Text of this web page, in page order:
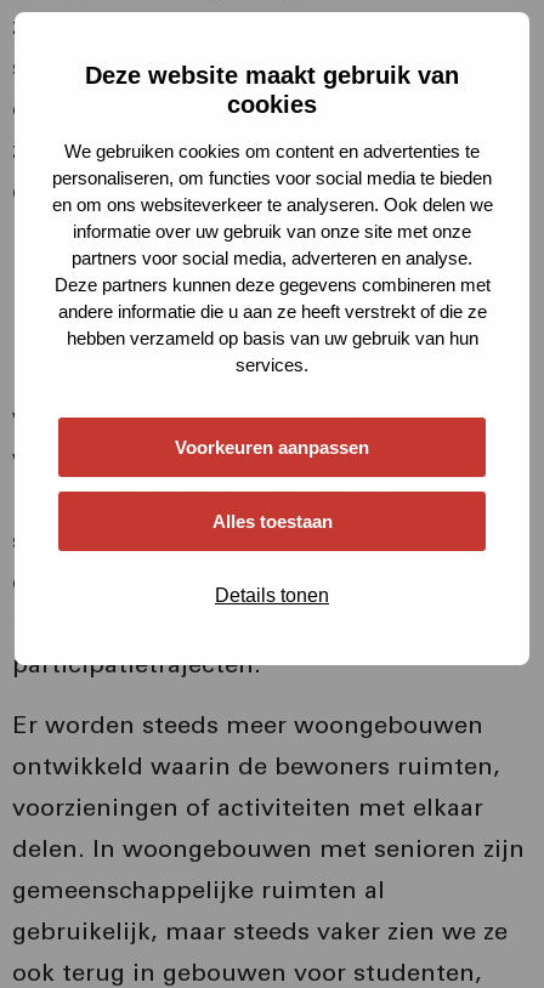
Deze website maakt gebruik van
cookies
We gebruiken cookies om content en advertenties te
personaliseren, om functies voor social media te bieden
en om ons websiteverkeer te analyseren. Ook delen we
informatie over uw gebruik van onze site met onze
partners voor social media, adverteren en analyse.
Deze partners kunnen deze gegevens combineren met
andere informatie die u aan ze heeft verstrekt of die ze
hebben verzameld op basis van uw gebruik van hun
services.
Voorkeuren aanpassen
Alles toestaan
Details tonen
zijn gebouwen waar huurders en eigenaren
samen wonen in een gebouw. We
organiseren hier themabijeenkomsten
zodat bewoners uit gemengde complexen
elkaar spreken en ervaringen uitwisselen.
Een ander specifiek netwerk vormen wij
met bewoners in een kwetsbare positie,
bijzondere doelgroepen en mantelzorgers.
Deze groepen hebben vaak bijzondere
wensen ten aanzien van woning,
woonomgeving en de inzet door
Havensteder in en rond een gebouw. We
streven ernaar de inbreng van deze mensen
en hun ervaringsdeskundigheid een
participatietrajecten.
Er worden steeds meer woongebouwen
ontwikkeld waarin de bewoners ruimten,
voorzieningen of activiteiten met elkaar
delen. In woongebouwen met senioren zijn
gemeenschappelijke ruimten al
gebruikelijk, maar steeds vaker zien we ze
ook terug in gebouwen voor studenten,